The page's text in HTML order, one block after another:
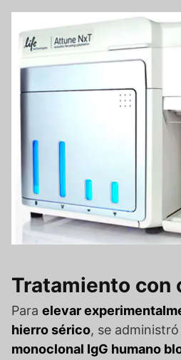
Tratamiento con
Para elevar
hierro sérico, se administró
monoclonal IgG humano